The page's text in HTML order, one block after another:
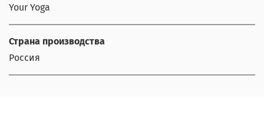
Your Yoga
Страна производства
Россия